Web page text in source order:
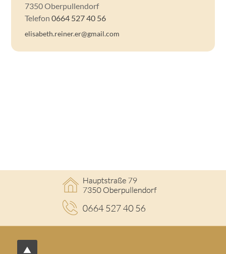
7350Oberpullendorf
Telefon 0664 527 40 56
elisabeth.reiner.er@gmail.com